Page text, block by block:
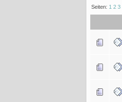
Seiten: 1 2 3